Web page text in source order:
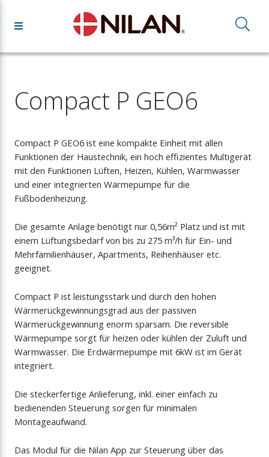
Compact P GEO6
Compact P GEO6 ist eine kompakte Einheit mit allen
Funktionen der Haustechnik, ein hoch effizientes Multigerät
mit den Funktionen Lüften, Heizen, Kühlen, Warmwasser
und einer integrierten Wärmepumpe für die
Fußbodenheizung.
Die gesamte Anlage benötigt nur 0,56m² Platz und ist mit
einem Lüftungsbedarf von bis zu 275 m³/h für Ein- und
Mehrfamilienhäuser, Apartments, Reihenhäuser etc.
geeignet.
Compact P ist leistungsstark und durch den hohen
Wärmerückgewinnungsgrad aus der passiven
Wärmerückgewinnung enorm sparsam. Die reversible
Wärmepumpe sorgt für heizen oder kühlen der Zuluft und
Warmwasser. Die Erdwärmepumpe mit 6kW ist im Gerät
integriert.
Die steckerfertige Anlieferung, inkl. einer einfach zu
bedienenden Steuerung sorgen für minimalen
Montageaufwand.
Das Modul für die Nilan App zur Steuerung über das